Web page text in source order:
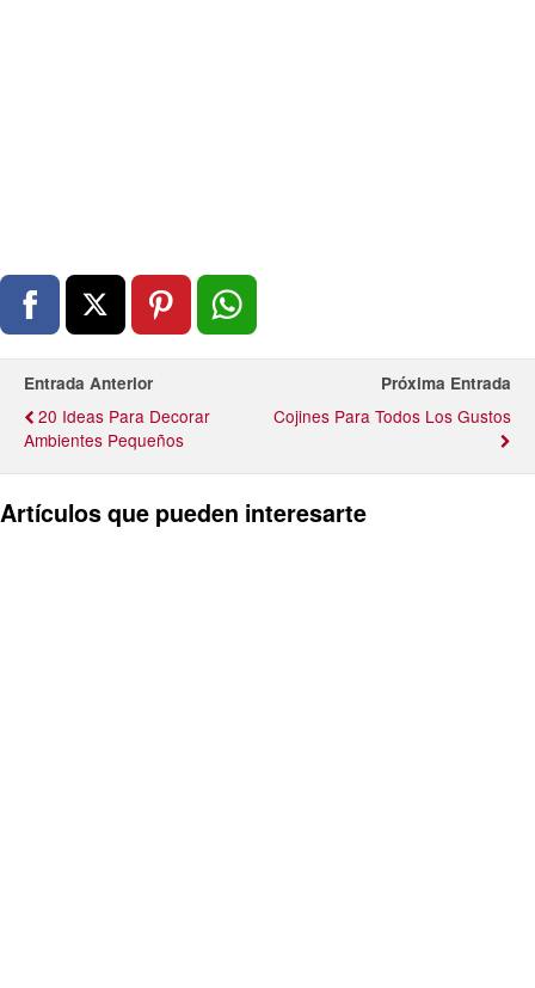
Entrada Anterior
20 Ideas Para Decorar
Ambientes Pequeños
Próxima Entrada
Cojines Para Todos Los Gustos
Artículos que pueden interesarte